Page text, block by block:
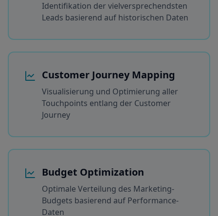
Identifikation der vielversprechendsten
Leads basierend auf historischen Daten
Customer Journey Mapping
Visualisierung und Optimierung aller
Touchpoints entlang der Customer
Journey
Budget Optimization
Optimale Verteilung des Marketing-
Budgets basierend auf Performance-
Daten